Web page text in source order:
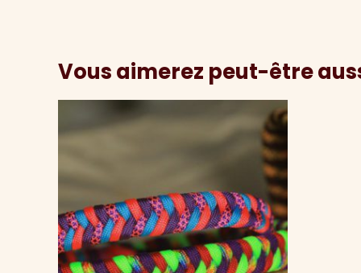
Vous aimerez peut-être